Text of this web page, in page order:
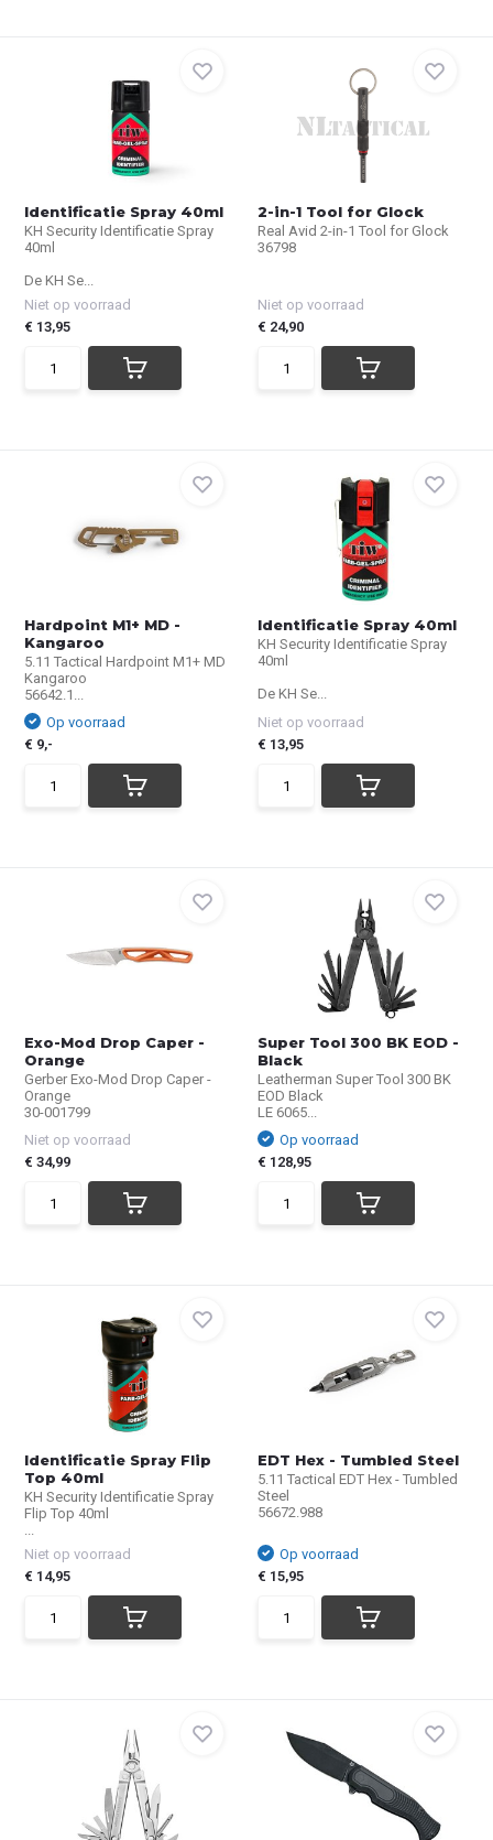
Identificatie Spray 40ml
KH Security Identificatie Spray
40ml
De KH Se...
Niet op voorraad
€ 13,95
2-in-1 Tool for Glock
Real Avid 2-in-1 Tool for Glock
36798
Niet op voorraad
€ 24,90
Hardpoint M1+ MD -
Kangaroo
5.11 Tactical Hardpoint M1+ MD
Kangaroo
56642.1...
Op voorraad
€ 9,-
Identificatie Spray 40ml
KH Security Identificatie Spray
40ml
De KH Se...
Niet op voorraad
€ 13,95
Exo-Mod Drop Caper -
Orange
Gerber Exo-Mod Drop Caper -
Orange
30-001799
Niet op voorraad
€ 34,99
Super Tool 300 BK EOD -
Black
Leatherman Super Tool 300 BK
EOD Black
LE 6065...
Op voorraad
€ 128,95
Identificatie Spray Flip
Top 40ml
KH Security Identificatie Spray
Flip Top 40ml
...
Niet op voorraad
€ 14,95
EDT Hex - Tumbled Steel
5.11 Tactical EDT Hex - Tumbled
Steel
56672.988
Op voorraad
€ 15,95